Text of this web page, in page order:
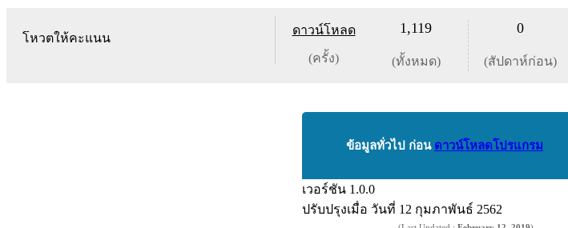
โหวตให้คะแนน
ดาวน์โหลด
(ครั้ง)
1,119
(ทั้งหมด)
0
(สัปดาห์ก่อน)
ข้อมูลทั่วไป ก่อน ดาวน์โหลดโปรแกรม
เวอร์ชัน 1.0.0
ปรับปรุงเมื่อ วันที่ 12 กุมภาพันธ์ 2562